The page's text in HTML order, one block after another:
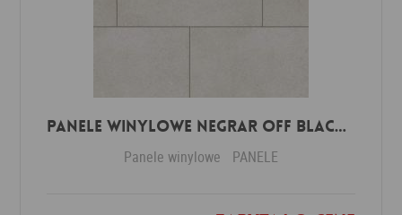
Panele winylowe Negrar off black 57614 Klasa 34 3 mm
Panele winylowe PANELE